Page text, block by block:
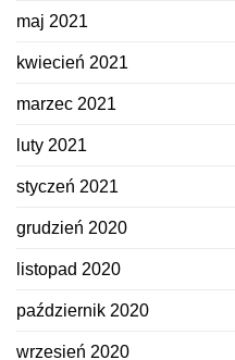
maj 2021
kwiecień 2021
marzec 2021
luty 2021
styczeń 2021
grudzień 2020
listopad 2020
październik 2020
wrzesień 2020